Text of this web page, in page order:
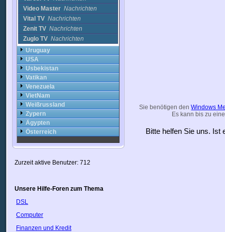
Video Master Nachrichten
Vital TV Nachrichten
Zenit TV Nachrichten
Zuglo TV Nachrichten
Uruguay
USA
Usbekistan
Vatikan
Venezuela
VietNam
Weißrussland
Zypern
Ägypten
Österreich
Sie benötigen denWindows
Es kann bis zu
Bitte helfen Sie uns.
Zurzeit aktive Benutzer: 712
Unsere Hilfe-Foren zum Thema
DSL
Computer
Finanzen und Kredit